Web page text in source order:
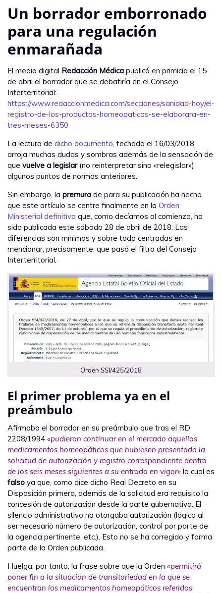
Un borrador emborronado
para una regulación
enmarañada
El medio digital Redacción Médica publicó en primicia el 15
de abril el borrador que se debatiría en el Consejo
Interterritorial:
https://www.redaccionmedica.com/secciones/sanidad-hoy/el-
registro-de-los-productos-homeopaticos-se-elaborara-en-
tres-meses-6350
La lectura de dicho documento, fechado el 16/03/2018,
arroja muchas dudas y sombras además de la sensación de
que vuelve a legislar(no reinterpretar sino «relegislar»)
algunos puntos de normas anteriores.
Sin embargo, la premura de para su publicación ha hecho
que este artículo se centre finalmente en la Orden
Ministerial definitiva que, como decíamos al comienzo, ha
sido publicada este sábado 28 de abril de 2018. Las
diferencias son mínimas y sobre todo centradas en
mencionar, precisamente, que pasó el filtro del Consejo
Interterritorial.
Orden SSI/425/2018
El primer problema ya en el
preámbulo
Afirmaba el borrador en su preámbulo que tras el RD
2208/1994 «pudieron continuar en el mercado aquellos
medicamentos homeopáticos que hubiesen presentado la
solicitud de autorización y registro correspondiente dentro
de los seis meses siguientes a su entrada en vigor» lo cual es
falso ya que, como dice dicho Real Decreto en su
Disposición primera, además de la solicitud era requisito la
concesión de autorización desde la parte gubernativa. El
silencio administrativo no otorgaba autorización (lógico al
ser necesario número de autorización, control por parte de
la agencia pertinente, etc.). Esto no se ha corregido y forma
parte de la Orden publicada.
Huelga, por tanto, la frase sobre que la Orden «permitirá
poner fin a la situación de transitoriedad en la que se
encuentran los medicamentos homeopáticos referidos